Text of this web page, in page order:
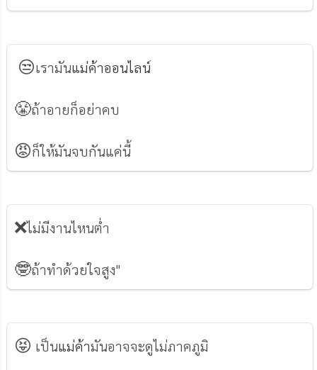
😒เรามันแม่ค้าออนไลน์
😤ถ้าอายก็อย่าคบ
😡ก็ให้มันจบกันแค่นี้
❌ไม่มีงานไหนต่ำ
🤓ถ้าทำด้วยใจสูง"
😝 เป็นแม่ค้ามันอาจจะดูไม่ภาคภูมิ